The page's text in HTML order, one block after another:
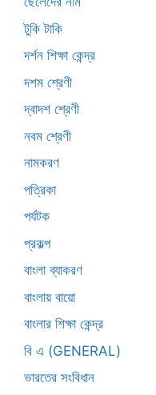
টুকি টাকি
দর্শন শিক্ষা কেন্দ্র
দশম শ্রেণী
দ্বাদশ শ্রেণী
নবম শ্রেণী
নামকরণ
পত্রিকা
পর্যটক
প্রকল্প
বাংলা ব্যাকরণ
বাংলায় বায়ো
বাংলার শিক্ষা কেন্দ্র
বি এ (GENERAL)
ভারতের সংবিধান